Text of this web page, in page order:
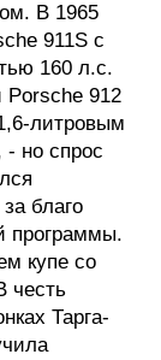
В 1965
911S с
160 л.с.
Porsche 912
литровым
но спрос
благо
программы.
купе со
честь
Тарга-